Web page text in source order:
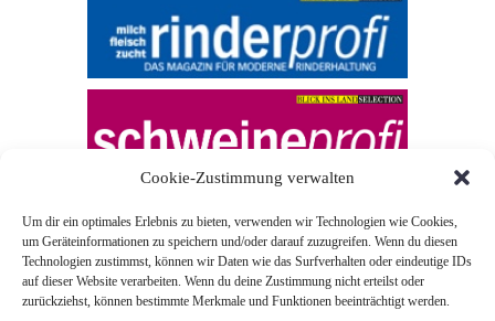
Cookie-Zustimmung verwalten
Um dir ein optimales Erlebnis zu bieten, verwenden wir Technologien wie Cookies,
um Geräteinformationen zu speichern und/oder darauf zuzugreifen. Wenn du diesen
Technologien zustimmst, können wir Daten wie das Surfverhalten oder eindeutige IDs
auf dieser Website verarbeiten. Wenn du deine Zustimmung nicht erteilst oder
zurückziehst, können bestimmte Merkmale und Funktionen beeinträchtigt werden.